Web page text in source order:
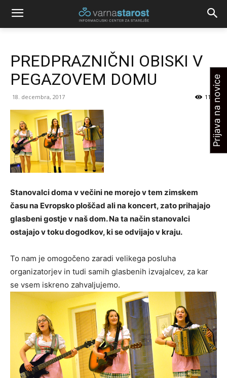
PREDPRAZNIČNI OBISKI V
PEGAZOVEM DOMU
18. decembra, 2017 1166
Stanovalci doma v večini ne morejo v tem zimskem
času na Evropsko ploščad ali na koncert, zato prihajajo
glasbeni gostje v naš dom. Na ta način stanovalci
ostajajo v toku dogodkov, ki se odvijajo v kraju.
To nam je omogočeno zaradi velikega posluha
organizatorjev in tudi samih glasbenih izvajalcev, za kar
se vsem iskreno zahvaljujemo.
Prijava na novice